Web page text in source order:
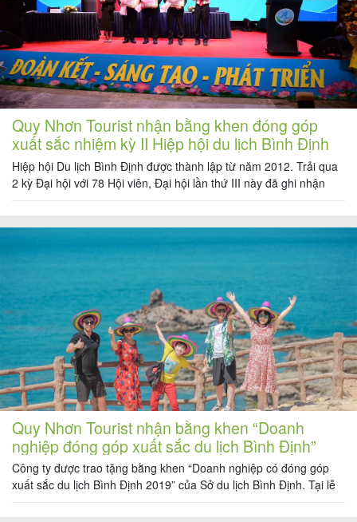
Quy Nhơn Tourist nhận bằng khen đóng góp
xuất sắc nhiệm kỳ II Hiệp hội du lịch Bình Định
Hiệp hội Du lịch Bình Định được thành lập từ năm 2012. Trải qua
2 kỳ Đại hội với 78 Hội viên, Đại hội lần thứ III này đã ghi nhận
những thành quả và vai trò kết nối các doanh nghiệp hoạt động
Quy Nhơn Tourist nhận bằng khen “Doanh
nghiệp đóng góp xuất sắc du lịch Bình Định”
của Sở du lịch
Công ty được trao tặng bằng khen “Doanh nghiệp có đóng góp
xuất sắc du lịch Bình Định 2019” của Sở du lịch Bình Định. Tại lễ
kỉ niệm 60 năm Ngày thành lập du lịch Việt Nam, Quy Nhơn